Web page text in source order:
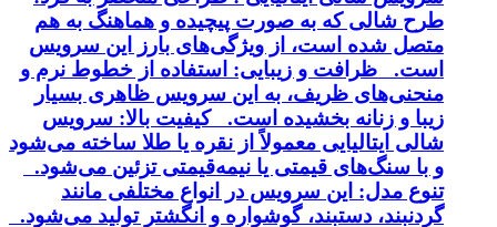
طرح شالی که به صورت پیچیده و هماهنگ به هم
متصل شده است، از ویژگی‌های بارز این سرویس
است. ظرافت و زیبایی: استفاده از خطوط نرم و
منحنی‌های ظریف، به این سرویس ظاهری بسیار
زیبا و زنانه بخشیده است. کیفیت بالا: سرویس
شالی ایتالیایی معمولاً از نقره یا طلا ساخته می‌شود
و با سنگ‌های قیمتی یا نیمه‌قیمتی تزئین می‌شود.
تنوع مدل: این سرویس در انواع مختلفی مانند
گردنبند، دستبند، گوشواره و انگشتر تولید می‌شود.